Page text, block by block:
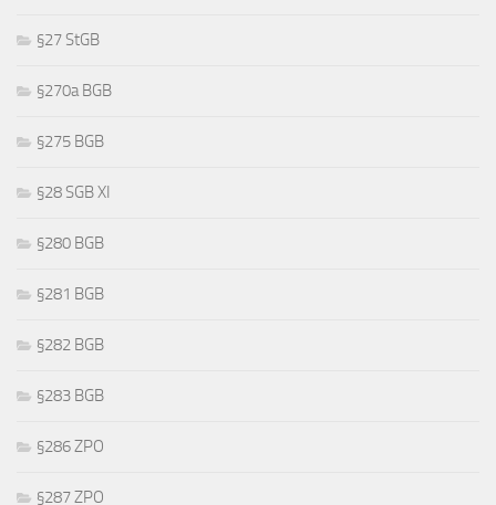
§27 StGB
§270a BGB
§275 BGB
§28 SGB XI
§280 BGB
§281 BGB
§282 BGB
§283 BGB
§286 ZPO
§287 ZPO